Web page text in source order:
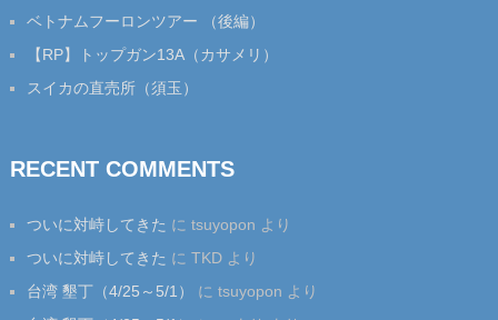
ベトナムフーロンツアー （後編）
【RP】トップガン13A（カサメリ）
スイカの直売所（須玉）
RECENT COMMENTS
ついに対峙してきた に tsuyopon より
ついに対峙してきた に TKDより
台湾 墾丁（4/25～5/1）
に tsuyopon より